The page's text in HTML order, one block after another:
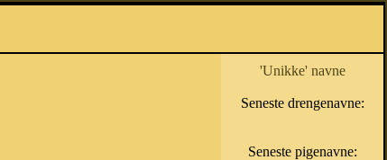
'Unikke' navne
Seneste drengenavne:
Seneste pigenavne: